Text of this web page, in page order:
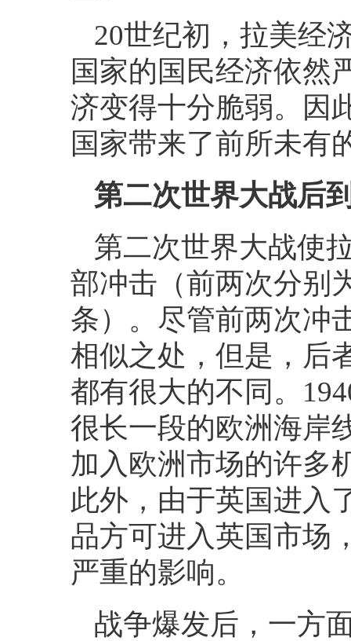
20世纪初，拉美经
国家的国民经济依然
济变得十分脆弱。因
国家带来了前所未有
第二次世界大战后
第二次世界大战使
部冲击（前两次分别
条）。尽管前两次冲
相似之处，但是，后
都有很大的不同。
很长一段的欧洲海岸
加入欧洲市场的许多
此外，由于英国进入
品方可进入英国市场
严重的影响。
战争爆发后，一方